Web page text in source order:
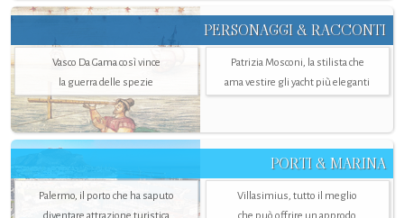
PERSONAGGI & RACCONTI
Vasco Da Gama così vince
la guerra delle spezie
Patrizia Mosconi, la stilista che
ama vestire gli yacht più eleganti
PORTI & MARINA
Palermo, il porto che ha saputo
diventare attrazione turistica
Villasimius, tutto il meglio
che può offrire un approdo